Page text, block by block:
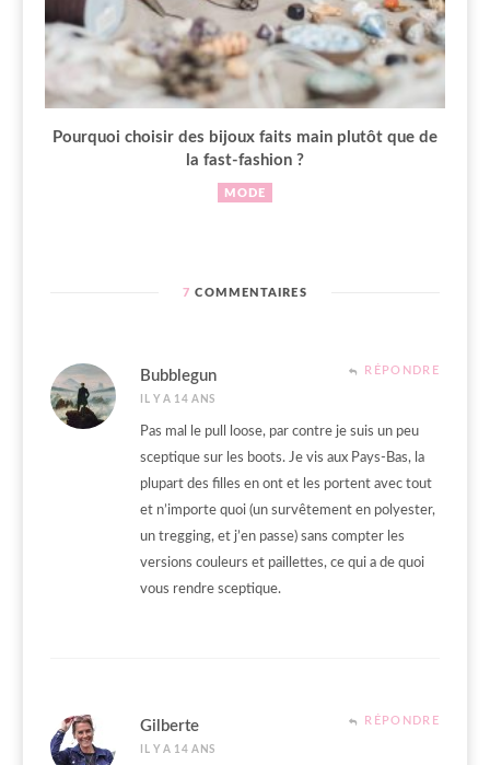
Pourquoi choisir des bijoux faits main plutôt que de
la fast-fashion ?
MODE
7 COMMENTAIRES
Bubblegun
IL Y A 14 ANS
RÉPONDRE
Pas mal le pull loose, par contre je suis un peu
sceptique sur les boots. Je vis aux Pays-Bas, la
plupart des filles en ont et les portent avec tout
et n’importe quoi (un survêtement en polyester,
un tregging, et j’en passe) sans compter les
versions couleurs et paillettes, ce qui a de quoi
vous rendre sceptique.
Gilberte
IL Y A 14 ANS
RÉPONDRE